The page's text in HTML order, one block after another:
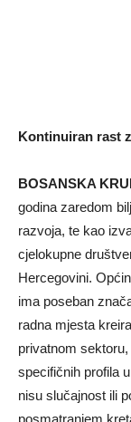
Kontinuiran rast
BOSANSKA
godina zaredom
razvoja, te kao
cjelokupne
Hercegovini.
ima poseban
radna mjesta
privatnom
specifičnih profila
nisu slučajnost ili
posmatranjem